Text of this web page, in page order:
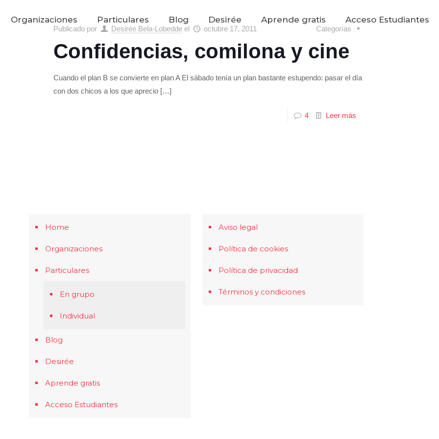
Organizaciones Particulares Blog Desirée Aprende gratis Acceso Estudiantes
Publicado por Desirée Bela-Lobedde el octubre 17, 2011 Categorías
Confidencias, comilona y cine
Cuando el plan B se convierte en plan A El sábado tenía un plan bastante estupendo: pasar el día
con dos chicos a los que aprecio […]
4 Leer más
Home
Organizaciones
Particulares
En grupo
Individual
Blog
Desirée
Aprende gratis
Acceso Estudiantes
Aviso legal
Política de cookies
Política de privacidad
Términos y condiciones